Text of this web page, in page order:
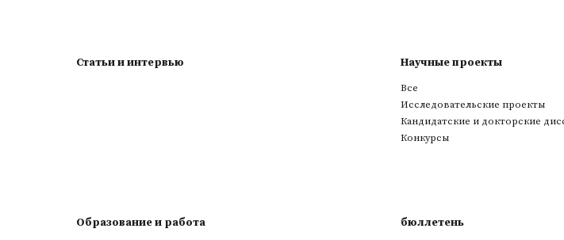
Статьи и интервью Научные проекты
Все
Исследовательские проекты
Кандидатские и докторские
Конкурсы
Образование и работа бюллетень